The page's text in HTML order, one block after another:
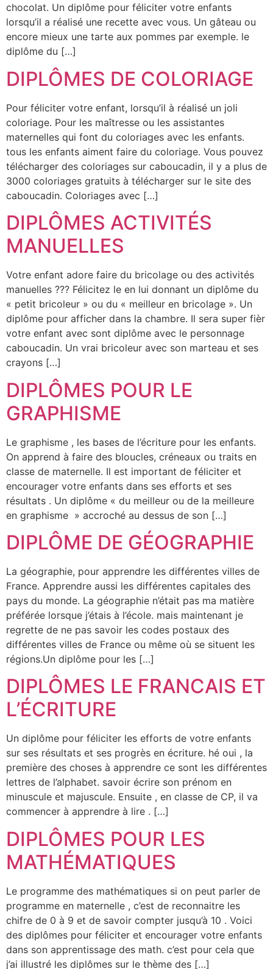
chocolat. Un diplôme pour féliciter votre enfants
lorsqu’il a réalisé une recette avec vous. Un gâteau ou
encore mieux une tarte aux pommes par exemple. le
diplôme du […]
DIPLÔMES DE COLORIAGE
Pour féliciter votre enfant, lorsqu’il à réalisé un joli
coloriage. Pour les maîtresse ou les assistantes
maternelles qui font du coloriages avec les enfants.
tous les enfants aiment faire du coloriage. Vous pouvez
télécharger des coloriages sur caboucadin, il y a plus de
3000 coloriages gratuits à télécharger sur le site des
caboucadin. Coloriages avec […]
DIPLÔMES ACTIVITÉS
MANUELLES
Votre enfant adore faire du bricolage ou des activités
manuelles ??? Félicitez le en lui donnant un diplôme du
« petit bricoleur » ou du « meilleur en bricolage ». Un
diplôme pour afficher dans la chambre. Il sera super fièr
votre enfant avec sont diplôme avec le personnage
caboucadin. Un vrai bricoleur avec son marteau et ses
crayons […]
DIPLÔMES POUR LE
GRAPHISME
Le graphisme , les bases de l’écriture pour les enfants.
On apprend à faire des bloucles, créneaux ou traits en
classe de maternelle. Il est important de féliciter et
encourager votre enfants dans ses efforts et ses
résultats . Un diplôme « du meilleur ou de la meilleure
en graphisme » accroché au dessus de son […]
DIPLÔME DE GÉOGRAPHIE
La géographie, pour apprendre les différentes villes de
France. Apprendre aussi les différentes capitales des
pays du monde. La géographie n’était pas ma matière
préférée lorsque j’étais à l’école. mais maintenant je
regrette de ne pas savoir les codes postaux des
différentes villes de France ou même où se situent les
régions.Un diplôme pour les […]
DIPLÔMES LE FRANCAIS ET
L’ÉCRITURE
Un diplôme pour féliciter les efforts de votre enfants
sur ses résultats et ses progrès en écriture. hé oui , la
première des choses à apprendre ce sont les différentes
lettres de l’alphabet. savoir écrire son prénom en
minuscule et majuscule. Ensuite , en classe de CP, il va
commencer à apprendre à lire . […]
DIPLÔMES POUR LES
MATHÉMATIQUES
Le programme des mathématiques si on peut parler de
programme en maternelle , c’est de reconnaitre les
chifre de 0 à 9 et de savoir compter jusqu’à 10 . Voici
des diplômes pour féliciter et encourager votre enfants
dans son apprentissage des math. c’est pour cela que
j’ai illustré les diplômes sur le thème des […]